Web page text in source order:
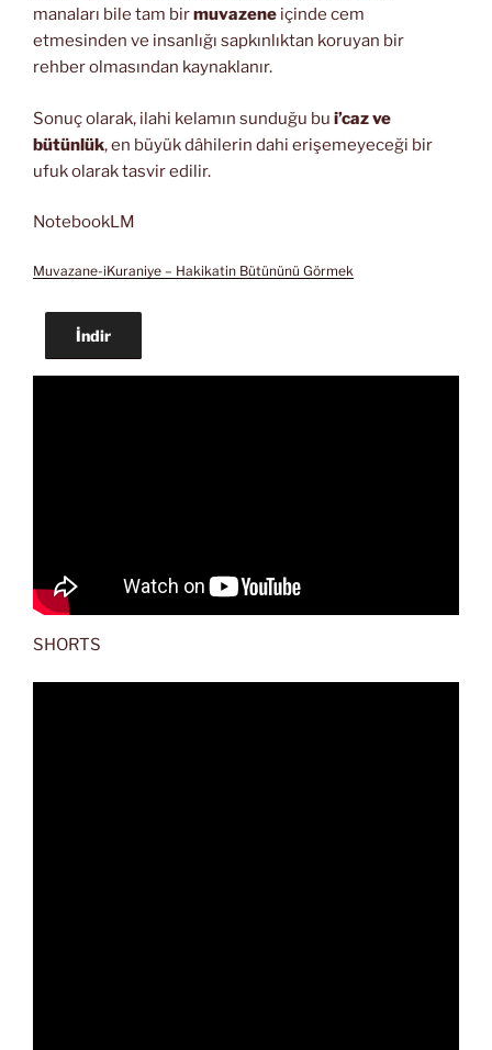
manaları bile tam birmuvazene içinde cem
etmesinden ve insanlığı sapkınlıktan koruyan bir
rehber olmasından kaynaklanır.
Sonuç olarak, ilahi kelamın sunduğu bu i’caz ve
bütünlük, en büyük dâhilerin dahi erişemeyeceği bir
ufuk olarak tasvir edilir.
NotebookLM
Muvazane-iKuraniye – Hakikatin Bütününü Görmek
İndir
SHORTS